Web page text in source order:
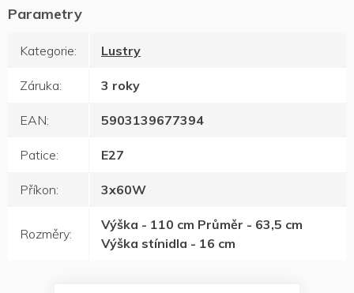
Kategorie: Lustry
Záruka: 3 roky
EAN: 5903139677394
Patice: E27
Příkon: 3x60W
Rozměry:
Výška - 110 cm Průměr - 63,5 cm
Výška stínidla - 16 cm